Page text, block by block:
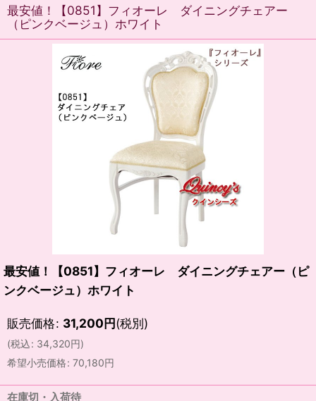
最安値！【0851】フィオーレ ダイニングチェアー
（ピンクベージュ）ホワイト
最安値！【0851】フィオーレ ダイニングチェアー（ピ
ンクベージュ）ホワイト
販売価格: 31,200円(税別)
(税込: 34,320円)
希望小売価格: 70,180円
在庫切・入荷待